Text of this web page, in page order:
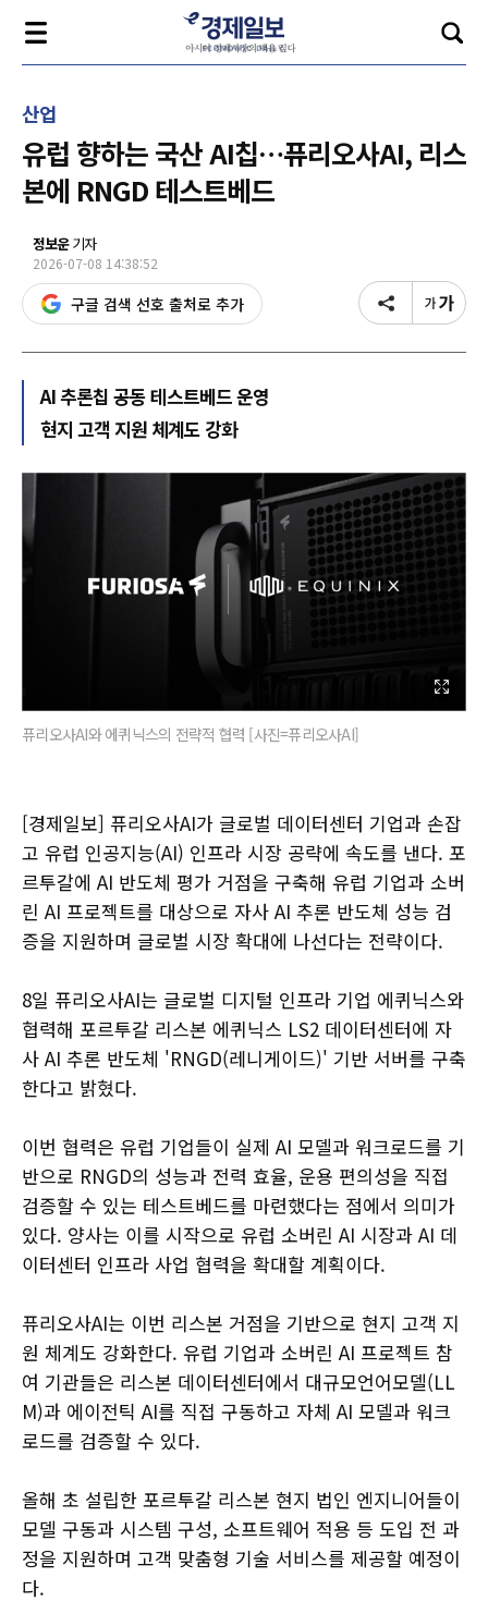
산업
유럽 향하는 국산 AI칩…퓨리오사AI, 리스
본에 RNGD 테스트베드
정보운기자
2026-07-08 14:38:52
구글 검색 선호 출처로 추가
AI 추론칩 공동 테스트베드 운영
현지 고객 지원 체계도 강화
퓨리오사AI와 에퀴닉스의 전략적 협력 [사진=퓨리오사AI]
[경제일보] 퓨리오사AI가 글로벌 데이터센터 기업과 손잡
고 유럽 인공지능(AI) 인프라 시장 공략에 속도를 낸다. 포
르투갈에 AI 반도체 평가 거점을 구축해 유럽 기업과 소버
린 AI 프로젝트를 대상으로 자사 AI 추론 반도체 성능 검
증을 지원하며 글로벌 시장 확대에 나선다는 전략이다.
8일 퓨리오사AI는 글로벌 디지털 인프라 기업 에퀴닉스와
협력해 포르투갈 리스본 에퀴닉스 LS2 데이터센터에 자
사 AI 추론 반도체 'RNGD(레니게이드)' 기반 서버를 구축
한다고 밝혔다.
이번 협력은 유럽 기업들이 실제 AI 모델과 워크로드를 기
반으로 RNGD의 성능과 전력 효율, 운용 편의성을 직접
검증할 수 있는 테스트베드를 마련했다는 점에서 의미가
있다. 양사는 이를 시작으로 유럽 소버린 AI 시장과 AI 데
이터센터 인프라 사업 협력을 확대할 계획이다.
퓨리오사AI는 이번 리스본 거점을 기반으로 현지 고객 지
원 체계도 강화한다. 유럽 기업과 소버린 AI 프로젝트 참
여 기관들은 리스본 데이터센터에서 대규모언어모델(LL
M)과 에이전틱 AI를 직접 구동하고 자체 AI 모델과 워크
로드를 검증할 수 있다.
올해 초 설립한 포르투갈 리스본 현지 법인 엔지니어들이
모델 구동과 시스템 구성, 소프트웨어 적용 등 도입 전 과
정을 지원하며 고객 맞춤형 기술 서비스를 제공할 예정이
다.